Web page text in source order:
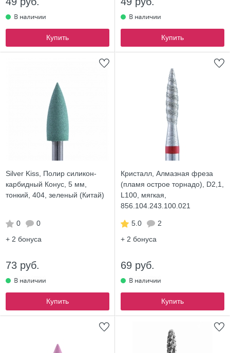
Купить Купить
Silver Kiss, Полир силикон-
карбидный Конус, 5 мм,
тонкий, 404, зеленый (Китай)
0
0
+ 2 бонуса
73 руб.
Купить
Кристалл, Алмазная фреза
(пламя острое торнадо), D2,1,
L100, мягкая,
856.104.243.100.021
5.0
2
+ 2 бонуса
69 руб.
Купить